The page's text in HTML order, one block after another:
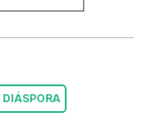
DIÁSPORA